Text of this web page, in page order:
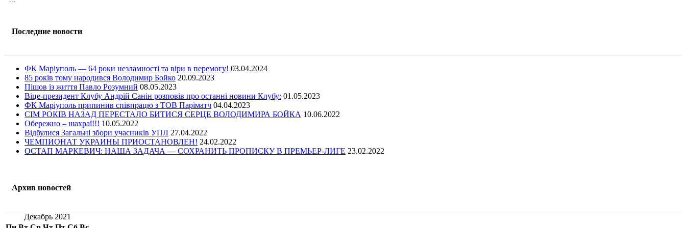
Последние новости
ФК Маріуполь — 64 роки незламності та віри в перемогу! 03.04.2024
85 років тому народився Володимир Бойко 20.09.2023
Пішов із життя Павло Розумний 08.05.2023
Віце-президент Клубу Андрій Санін розповів про останні новини Клубу: 01.05.2023
ФК Маріуполь припинив співпрацю з ТОВ Паріматч 04.04.2023
СІМ РОКІВ НАЗАД ПЕРЕСТАЛО БИТИСЯ СЕРЦЕ ВОЛОДИМИРА БОЙКА 10.06.2022
Обережно – шахраї!!! 10.05.2022
Відбулися Загальні збори учасників УПЛ 27.04.2022
ЧЕМПИОНАТ УКРАИНЫ ПРИОСТАНОВЛЕН! 24.02.2022
ОСТАП МАРКЕВИЧ: НАША ЗАДАЧА — СОХРАНИТЬ ПРОПИСКУ В ПРЕМЬЕР-ЛИГЕ 23.02.2022
Архив новостей
Декабрь 2021